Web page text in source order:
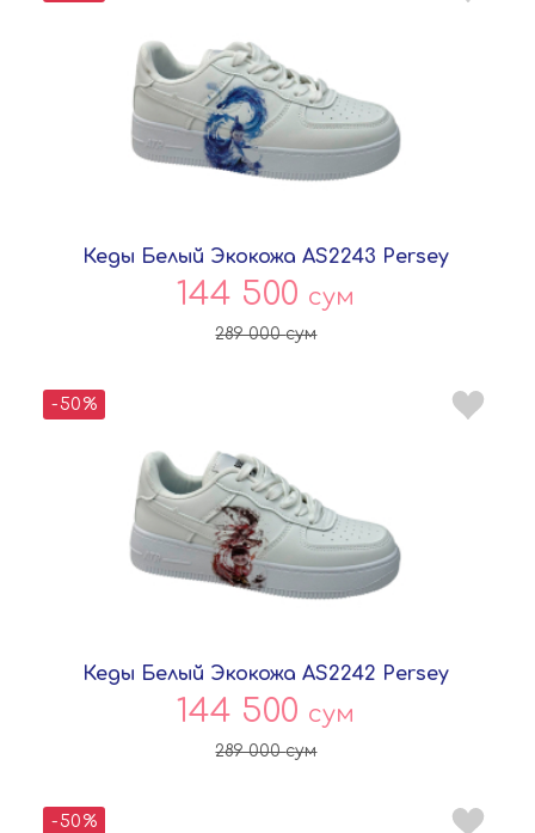
Кеды Белый Экокожа AS2243 Persey
144 500 сум
289 000сум
-50%
Кеды Белый Экокожа AS2242 Persey
144 500 сум
289 000сум
-50%